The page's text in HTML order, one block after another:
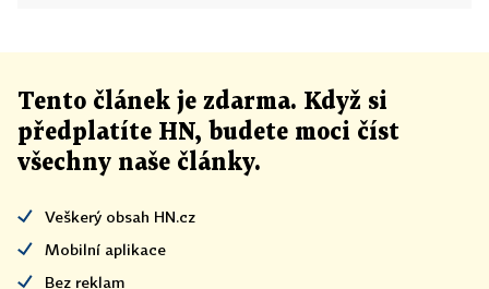
Tento článek je zdarma. Když si
předplatíte HN, budete moci číst
všechny naše články.
Veškerý obsah HN.cz
Mobilní aplikace
Bez reklam